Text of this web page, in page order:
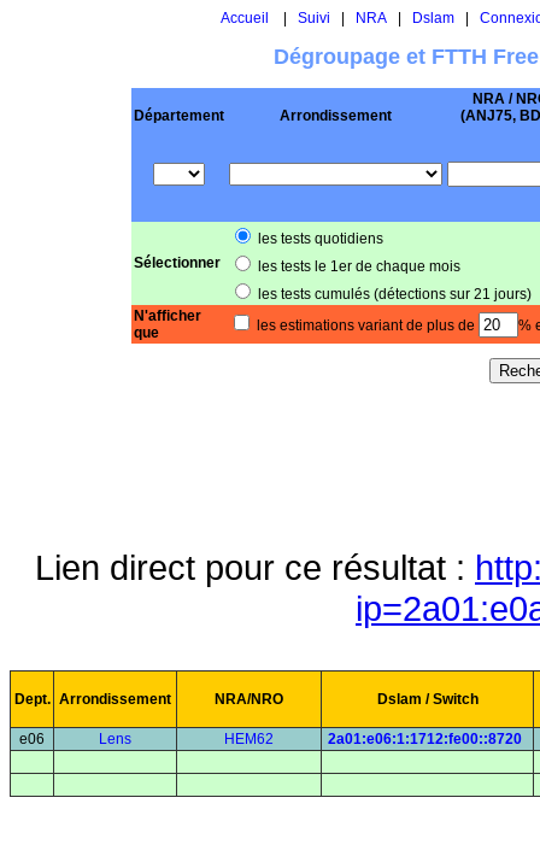
Accueil Suivi NRA| Dslam|
Dégroupage et FTTH
Département Arrondissement
NRA /
(ANJ75,
Sélectionner
les tests quotidiens
les tests le 1er de chaque mois
les tests cumulés (détections sur 21 jours)
N'afficher
que
les estimations variant de plus de %
Lien direct pour ce résultat :
Dept. Arrondissement NRA/NRO Dslam / Switch
e06 Lens HEM62 2a01:e06:1:1712:fe00::8720